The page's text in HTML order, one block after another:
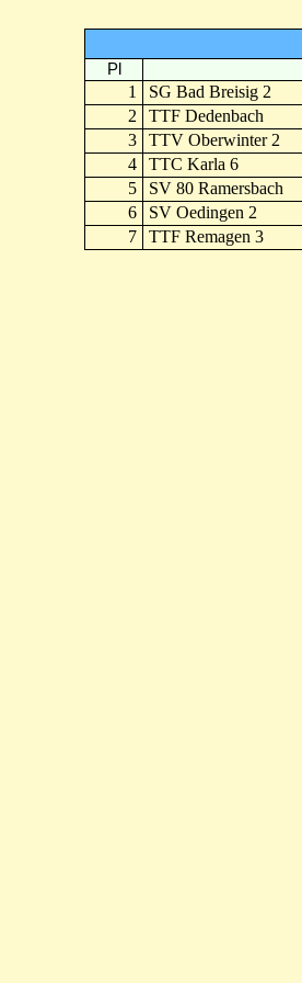
Pl
1 SG Bad Breisig 2
2
TTF Dedenbach
3
TTV Oberwinter 2
4
TTC Karla 6
5
SV 80 Ramersbach
6
SV Oedingen 2
7
TTF Remagen 3